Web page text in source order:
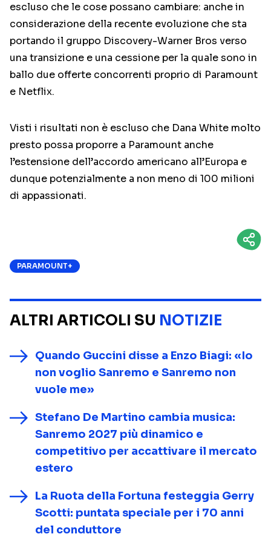
escluso che le cose possano cambiare: anche in
considerazione della recente evoluzione che sta
portando il gruppo Discovery-Warner Bros verso
una transizione e una cessione per la quale sono in
ballo due offerte concorrenti proprio di Paramount
e Netflix.
Visti i risultati non è escluso che Dana White molto
presto possa proporre a Paramount anche
l’estensione dell’accordo americano all’Europa e
dunque potenzialmente a non meno di 100 milioni
di appassionati.
PARAMOUNT+
ALTRI ARTICOLI SU NOTIZIE
Quando Guccini disse a Enzo Biagi: «Io
non voglio Sanremo e Sanremo non
vuole me»
Stefano De Martino cambia musica:
Sanremo 2027 più dinamico e
competitivo per accattivare il mercato
estero
La Ruota della Fortuna festeggia Gerry
Scotti: puntata speciale per i 70 anni
del conduttore